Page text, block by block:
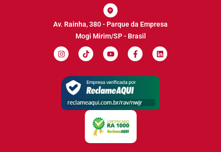
Av. Rainha, 380 - Parque da Empresa
Mogi Mirim/SP - Brasil